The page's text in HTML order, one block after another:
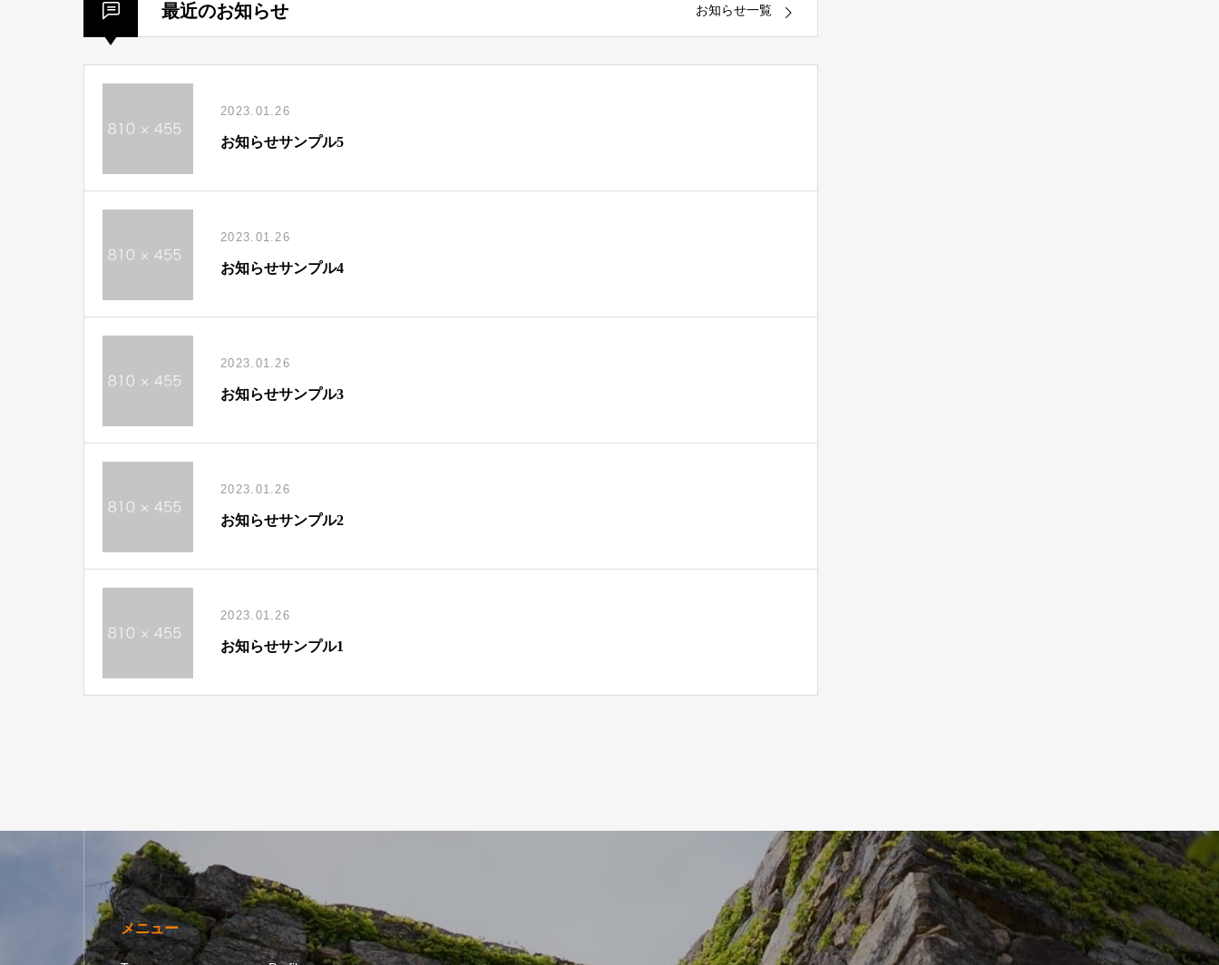
最近のお知らせ お知らせ一覧
2023.01.26
お知らせサンプル5
2023.01.26
お知らせサンプル4
2023.01.26
お知らせサンプル3
2023.01.26
お知らせサンプル2
2023.01.26
お知らせサンプル1
メニュー